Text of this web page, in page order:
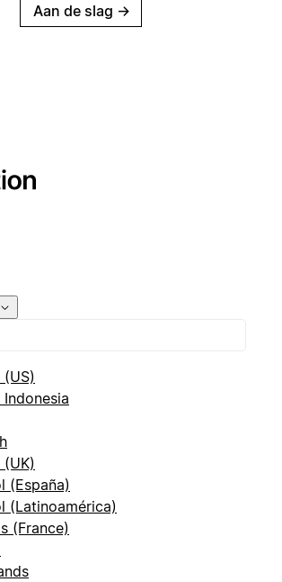
Aan de slag →
(US)
Indonesia
(UK)
(España)
(Latinoamérica)
(France)